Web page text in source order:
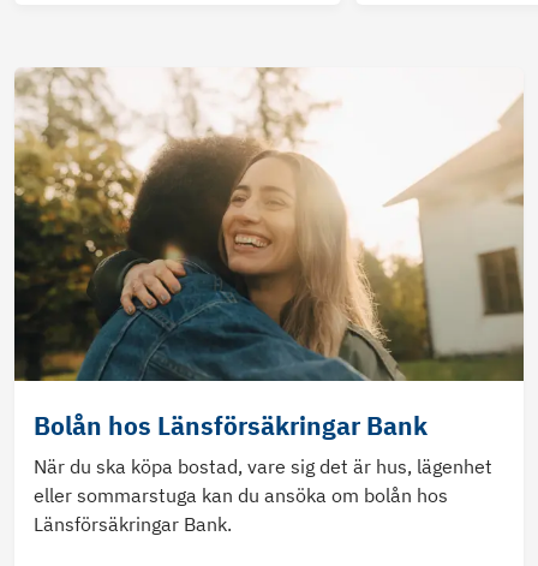
Bolån hos Länsförsäkringar Bank
När du ska köpa bostad, vare sig det är hus, lägenhet
eller sommarstuga kan du ansöka om bolån hos
Länsförsäkringar Bank.